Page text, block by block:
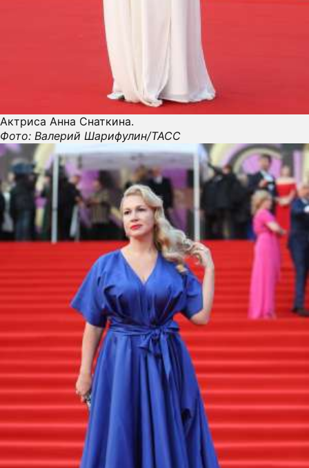
Актриса Анна Снаткина.
Фото: Валерий Шарифулин/ТАСС